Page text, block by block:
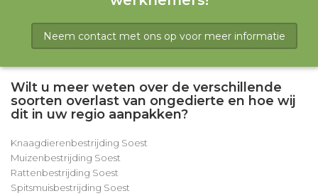
Neem contact met ons op voor meer informatie
Wilt u meer weten over de verschillende
soorten overlast van ongedierte en hoe wij
dit in uw regio aanpakken?
Knaagdierenbestrijding Soest
Muizenbestrijding Soest
Rattenbestrijding Soest
Spitsmuisbestrijding Soest